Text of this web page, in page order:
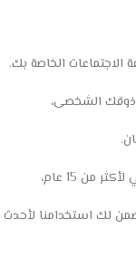
الخاصة بك.
ذوقك الشخصى،
من 15 عام،
لك استخدامنا لأحدث